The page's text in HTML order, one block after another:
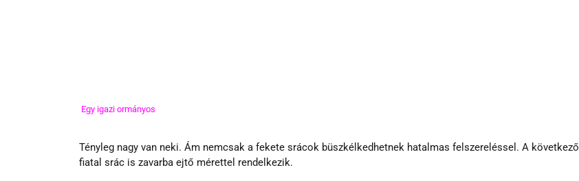
Egy igazi ormányos
Tényleg nagy van neki. Ám nemcsak a fekete srácok büszkélkedhetnek hatalmas felszereléssel. A következő
fiatal srác is zavarba ejtő mérettel rendelkezik.